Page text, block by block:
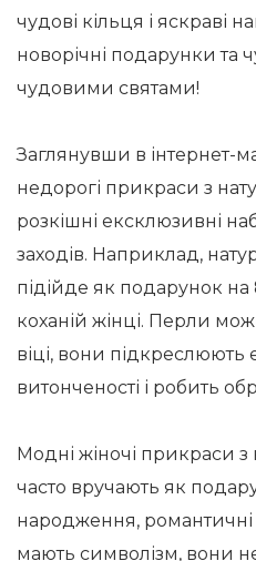
чудові кільця і ​​яскраві
новорічні подарунки та
чудовими святами!
Заглянувши в інтернет-
недорогі прикраси з
розкішні ексклюзивні
заходів. Наприклад,
підійде як подарунок на
коханій жінці. Перли
віці, вони підкреслюють
витонченості і робить
Модні жіночі прикраси з
часто вручають як
народження, романтичні
мають символізм, вони